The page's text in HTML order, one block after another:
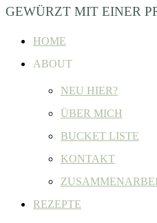
GEWÜRZT MIT EINER
HOME
ABOUT
NEU HIER?
ÜBER MICH
BUCKET LISTE
KONTAKT
REZEPTE